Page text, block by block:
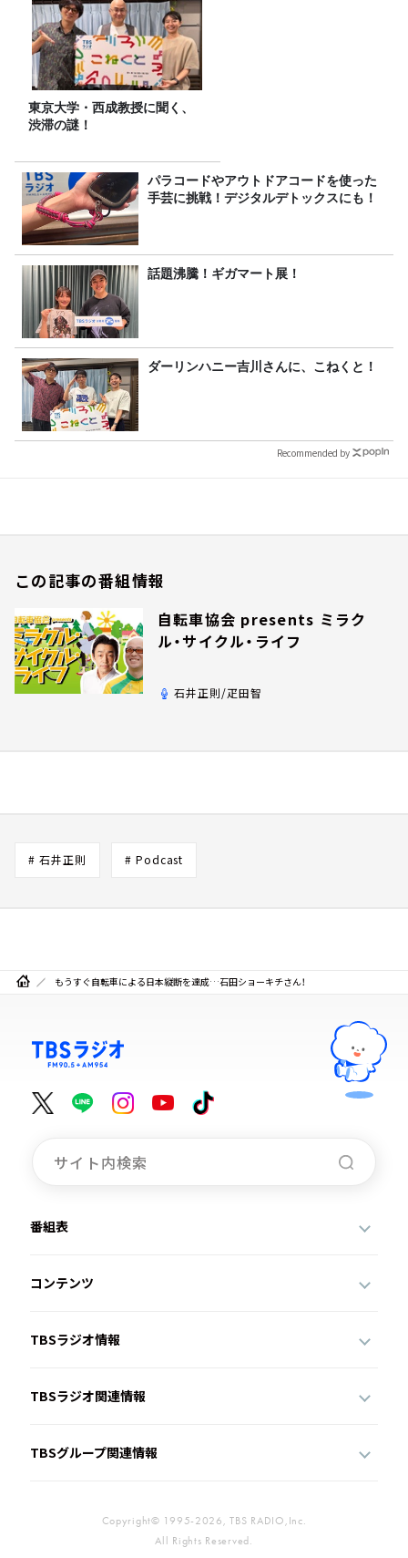
東京大学・西成教授に聞く、
渋滞の謎！
パラコードやアウトドアコードを使った
手芸に挑戦！デジタルデトックスにも！
話題沸騰！ギガマート展！
ダーリンハニー吉川さんに、こねくと！
Recommended by
この記事の番組情報
自転車協会 presents ミラク
ル・サイクル・ライフ
石井正則/疋田智
# 石井正則 # Podcast
もうすぐ自転車による日本縦断を達成…石田ショーキチさん！
番組表
コンテンツ
TBSラジオ情報
TBSラジオ関連情報
TBSグループ関連情報
Copyright© 1995-2026, TBS RADIO,Inc.
All Rights Reserved.